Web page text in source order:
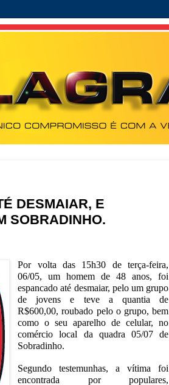
DESMAIAR, E
SOBRADINHO.
Por volta das 15h30 de terça-feira,
06/05, um homem de 48 anos, foi
espancado até desmaiar, pelo um grupo
de jovens e teve a quantia de
R$600,00, roubado pelo o grupo, bem
como o seu aparelho de celular, no
comércio local da quadra 05/07 de
Sobradinho.
Segundo testemunhas, a vítima foi
encontrada por populares,